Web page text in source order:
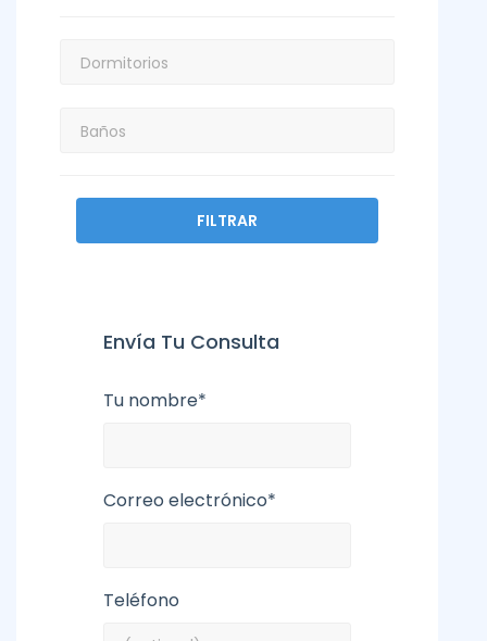
FILTRAR
Envía Tu Consulta
Tu nombre*
Correo electrónico*
Teléfono